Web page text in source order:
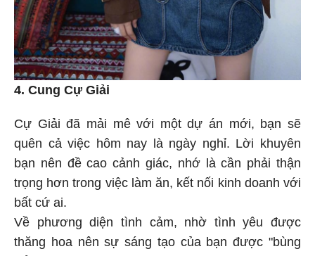
4. Cung Cự Giải
Cự Giải đã mải mê với một dự án mới, bạn sẽ
quên cả việc hôm nay là ngày nghỉ. Lời khuyên
bạn nên đề cao cảnh giác, nhớ là cần phải thận
trọng hơn trong việc làm ăn, kết nối kinh doanh với
bất cứ ai.
Về phương diện tình cảm, nhờ tình yêu được
thăng hoa nên sự sáng tạo của bạn được "bùng